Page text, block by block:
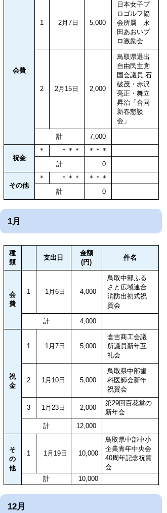
会費
1 2月7日 5,000
日本女子プ
ロゴルフ協
会所属 永
田あおいプ
ロ激励会
2 2月15日 2,000
鳥取県選出
自由民主党
国会議員 石
破茂・赤沢
亮正・舞立
昇治「合同
新春懇談
会」
計 7,000
祝金
＊ ＊＊＊
＊＊＊
計
0
その他
＊ ＊＊＊
＊＊＊
計
0
1月
種
類
支出日
金額
(円)
件名
会
費
1 1月6日 4,000
鳥取中部ふる
さと広域連合
消防出初式祝
賀会
計 4,000
祝
金
1 1月7日 5,000
倉吉商工会議
所議員新年互
礼会
2 1月10日 5,000
鳥取県中部歯
科医師会新年
祝賀会
3 1月23日 2,000
第29回百花堂の
新年会
計
12,000
そ
の
他
1 1月19日 10,000
鳥取県中部中小
企業青年中央会
40周年記念祝賀
会
計
10,000
12月